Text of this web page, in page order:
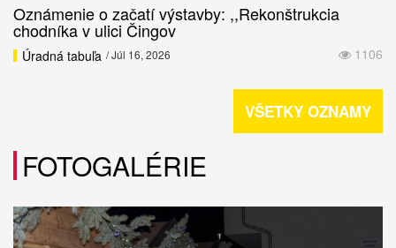
Oznámenie o začatí výstavby: ,,Rekonštrukcia
chodníka v ulici Čingov
1106
Úradná tabuľa / Júl 16, 2026
VŠETKY OZNAMY
FOTOGALÉRIE